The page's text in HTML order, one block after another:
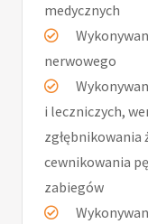
medycznych
nerwowego
i leczniczych,
zgłębnikowania
cewnikowania
zabiegów